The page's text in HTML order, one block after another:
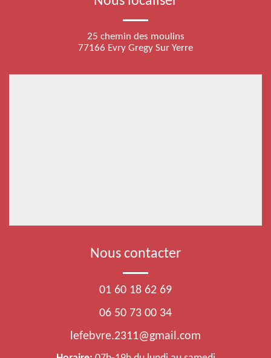
25 chemin des moulins
77166 Evry Gregy Sur Yerre
Nous contacter
01 60 18 62 69
06 50 73 00 34
lefebvre.2311@gmail.com